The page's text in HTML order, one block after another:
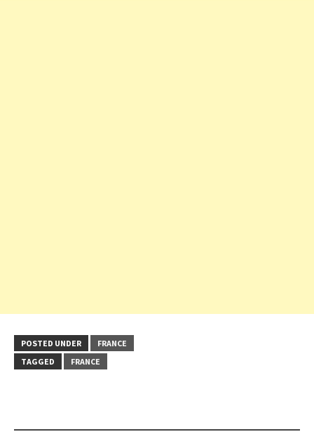
POSTED UNDER
FRANCE
TAGGED
FRANCE